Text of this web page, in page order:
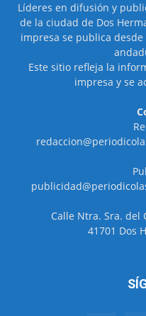
Líderes en difusión y
de la ciudad de Dos
impresa se publica
Este sitio refleja la
impresa y se
Calle Ntra. Sra. del
41701 Dos